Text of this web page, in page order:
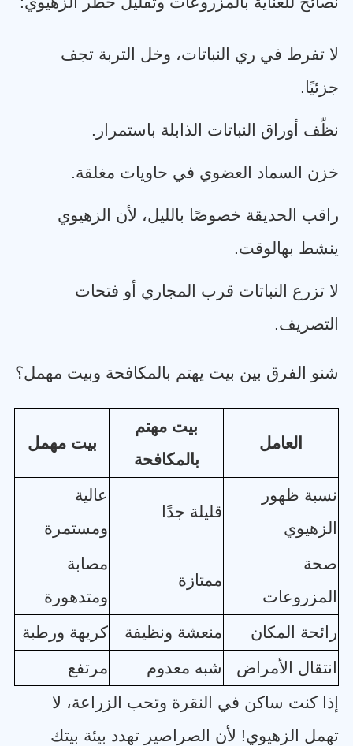
لا تفرط في ري النباتات، وخل التربة تجف
جزئيًا.
نظّف أوراق النباتات الذابلة باستمرار .
خزن السماد العضوي في حاويات مغلقة.
راقب الحديقة خصوصًا بالليل، لأن الزهيوي
ينشط بهالوقت.
لا تزرع النباتات قرب المجاري أو فتحات
التصريف.
شنو الفرق بين بيت يهتم بالمكافحة وبيت مهمل؟
العامل
بيت مهتم
بالمكافحة
بيت مهمل
نسبة ظهور
الزهيوي
قليلة جدًا
عالية
ومستمرة
صحة
المزروعات
ممتازة
مصابة
ومتدهورة
رائحة المكان
منعشة ونظيفة
كريهة ورطبة
انتقال الأمراض
شبه معدوم
مرتفع
إذا كنت ساكن في النقرة وتحب الزراعة، لا
تهمل الزهيوي! لأن الصراصير تهدد بيئة بيتك